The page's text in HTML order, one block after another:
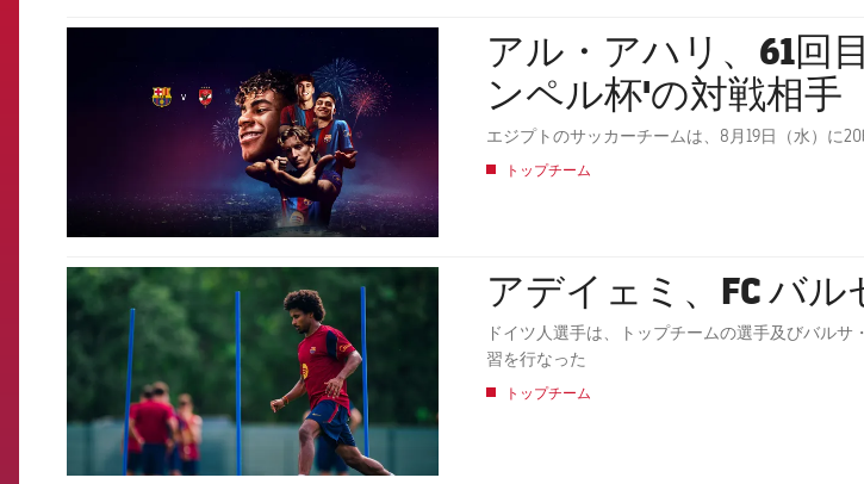
アル・アハリ、61回目を迎える 'エスト
ンペル杯'の対戦相手
エジプトのサッカーチームは、8月19日（水）に
トップチーム
FCB Barcelona badge アデイェミ、FC バ
ドイツ人選手は、トップチームの選手及びバル
習を行なった
トップチーム